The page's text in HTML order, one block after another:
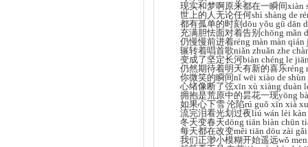
现实和梦啊原来都在一瞬间xiàn
世上的人无论任何shì shàng de
都有孤单的时刻dōu yǒu gū dān
充满胆怯面对着告别chōng mǎn
仍慢慢前进着réng màn màn
辗转着唱首歌niǎn zhuǎn zhe
变成了坚定长河biàn chéng le
仍然期待着明天有新的喜乐réng
你微笑的瞬间nǐ wēi xiào de
心绪像断了弦xīn xù xiàng duàn
拥抱是荒原中的昙花一现yōng
如果心下雪 沦陷rú guǒ xīn xià
流完泪看光划过夜liú wán lèi
冬天变春天dōng tiān biàn chūn
每天都在改变měi tiān dōu zài
我们正渺小模糊开始遥远wǒ